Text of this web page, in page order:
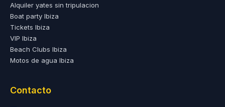
Alquiler yates sin tripulacion
Boat party Ibiza
Tickets Ibiza
VIP Ibiza
Beach Clubs Ibiza
Motos de agua Ibiza
Contacto